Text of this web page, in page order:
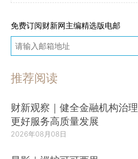
免费订阅财新网主编精选版电邮
推荐阅读
财新观察｜健全金融机构治理
更好服务高质量发展
2026年08月08日